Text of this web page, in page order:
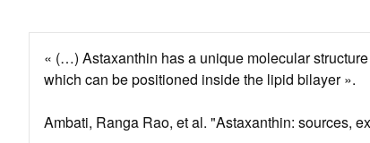
« (…) Astaxanthin has a unique molecular
which can be positioned inside the lipid bilayer ».
Ambati, Ranga Rao, et al. "Astaxanthin: sources,